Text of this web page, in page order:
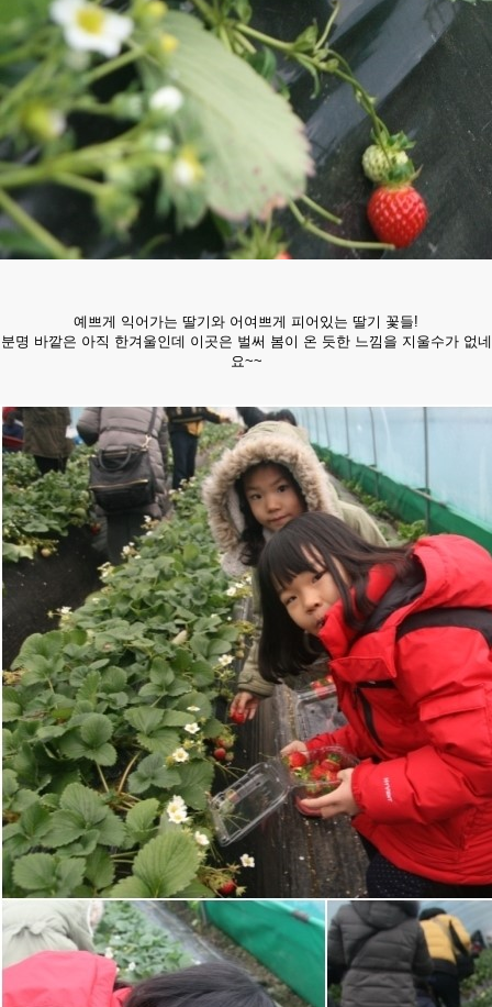
예쁘게 익어가는 딸기와 어여쁘게 피어있는 딸기 꽃들!
분명 바깥은 아직 한겨울인데 이곳은 벌써 봄이 온 듯한 느낌을 지울수가 없네
요~~